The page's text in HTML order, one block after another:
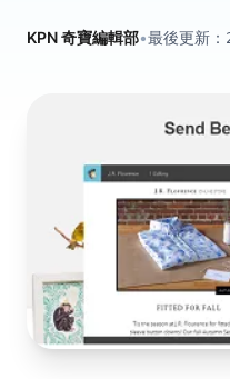
KPN 奇寶編輯部•最後更新：